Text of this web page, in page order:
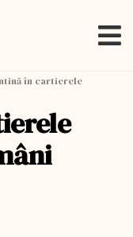
în cartierele